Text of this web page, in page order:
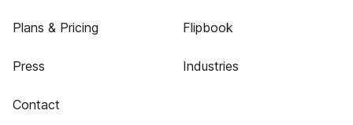
Plans & Pricing
Press
Contact
Flipbook
Industries